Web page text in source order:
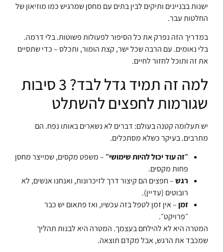
ישנות בבניינים ותיקים לבין בתים עם מחסן שמרגיש כמו מוזיאון של
החלטות עבר.
במדריך הזה נפרק את כל הסיפור לפעולות פשוטות. בלי דרמה.
בלי נאומים. עם הרבה שכל ישר, קצת הומור, ותכלס – כדי שתסיים
את זה ותוכל לחזור לחיים.
למה זה תמיד גדל לבד? 3 סיבות
שגורמות לחפצים להשתלט
יש תעלומה קטנה בעולם: דברים לא נשארים באותו נפח. הם
מתרבים. בעיקר כשלא מסתכלים.
״זה עוד יכול להיות שימושי״ – משפט מקסים, שמייצר מחסן
פחות מקסים.
רגש– חפצים הם קיצור דרך לזיכרונות, ואנחנו אנשים, לא
רובוטים (עדיין).
זמן– אין זמן לטפל בזה עכשיו, ואז פתאום יש כבר
״פרויקט״.
המטרה היא לא להילחם בעצמך. המטרה היא לבנות תהליך
שמכבד את הרגש, אבל מקדם תוצאה.